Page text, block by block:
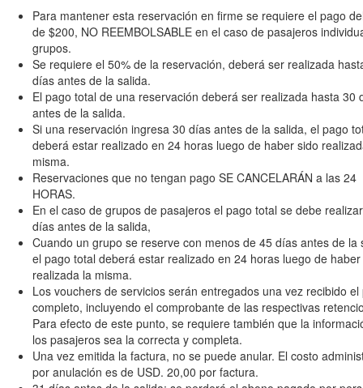
Para mantener esta reservación en firme se requiere el pago
de $200, NO REEMBOLSABLE en el caso de pasajeros
grupos.
Se requiere el 50% de la reservación, deberá ser realizada
días antes de la salida.
El pago total de una reservación deberá ser realizada hasta 30
antes de la salida.
Si una reservación ingresa 30 días antes de la salida, el pago
deberá estar realizado en 24 horas luego de haber sido
misma.
Reservaciones que no tengan pago SE CANCELARÁN a las 24
HORAS.
En el caso de grupos de pasajeros el pago total se debe
días antes de la salida,
Cuando un grupo se reserve con menos de 45 días antes de la
el pago total deberá estar realizado en 24 horas luego de
realizada la misma.
Los vouchers de servicios serán entregados una vez recibido el
completo, incluyendo el comprobante de las respectivas
Para efecto de este punto, se requiere también que la
los pasajeros sea la correcta y completa.
Una vez emitida la factura, no se puede anular. El costo
por anulación es de USD. 20,00 por factura.